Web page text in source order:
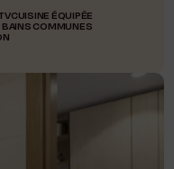
CUISINE ÉQUIPÉE
BAINS COMMUNES